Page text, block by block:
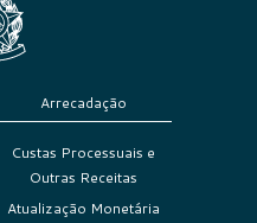
Arrecadação
Custas Processuais e
Outras Receitas
Atualização Monetária